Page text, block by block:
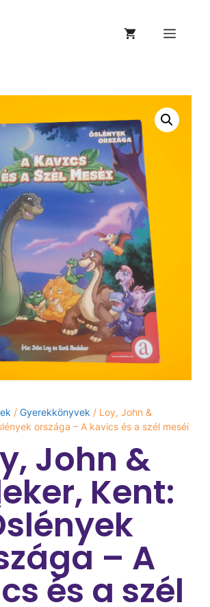
/ Gyerekkönyvek / Loy, John &
országa – A kavics és a szél meséi
John &
Kent:
– A
és a szél